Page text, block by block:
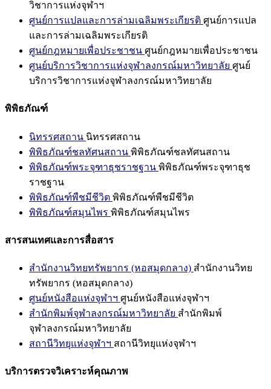
วิชาการแห่งจุฬาฯ
ศูนย์การแปลและการล่ามเฉลิมพระเกียรติ ศูนย์การแปล
และการล่ามเฉลิมพระเกียรติ
ศูนย์กฎหมายเพื่อประชาชน ศูนย์กฎหมายเพื่อประชาชน
ศูนย์บริการวิชาการแห่งจุฬาลงกรณ์มหาวิทยาลัย ศูนย์
บริการวิชาการแห่งจุฬาลงกรณ์มหาวิทยาลัย
พิพิธภัณฑ์
นิทรรศสถาน นิทรรศสถาน
พิพิธภัณฑ์ชลทัศนสถาน พิพิธภัณฑ์ชลทัศนสถาน
พิพิธภัณฑ์พระจุฑาธุชราชฐาน พิพิธภัณฑ์พระจุฑาธุช
ราชฐาน
พิพิธภัณฑ์พืชมีชีวิต พิพิธภัณฑ์พืชมีชีวิต
พิพิธภัณฑ์สมุนไพร พิพิธภัณฑ์สมุนไพร
สารสนเทศและการสื่อสาร
สำนักงานวิทยทรัพยากร (หอสมุดกลาง) สำนักงานวิทย
ทรัพยากร (หอสมุดกลาง)
ศูนย์หนังสือแห่งจุฬาฯ ศูนย์หนังสือแห่งจุฬาฯ
สำนักพิมพ์จุฬาลงกรณ์มหาวิทยาลัย สำนักพิมพ์
จุฬาลงกรณ์มหาวิทยาลัย
สถานีวิทยุแห่งจุฬาฯ สถานีวิทยุแห่งจุฬาฯ
บริการตรวจวิเคราะห์คุณภาพ